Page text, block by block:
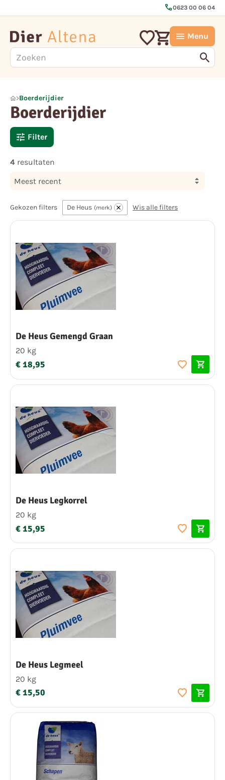
call0623 00 06 04
Menu
Boerderijdier
Boerderijdier
Filter
4 resultaten
Meest recent
Gekozen filters De Heus merk Wis alle filters
De Heus Gemengd Graan
20 kg
€ 18,95
De Heus Legkorrel
20 kg
€ 15,95
De Heus Legmeel
20 kg
€ 15,50